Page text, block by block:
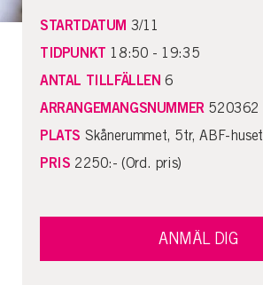
STARTDATUM 3/11
TIDPUNKT 18:50 - 19:35
ANTAL TILLFÄLLEN 6
ARRANGEMANGSNUMMER 520362
PLATS Skånerummet, 5tr, ABF-huset
PRIS 2250:- (Ord. pris)
ANMÄL DIG